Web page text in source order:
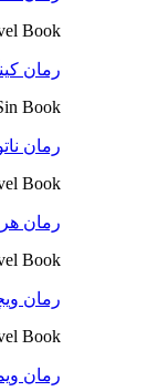
Book
رمان
Book
رمان
Book
رمان
Book
رمان
Book
رمان